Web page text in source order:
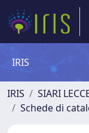
IRIS
IRIS SIARI
Schede di